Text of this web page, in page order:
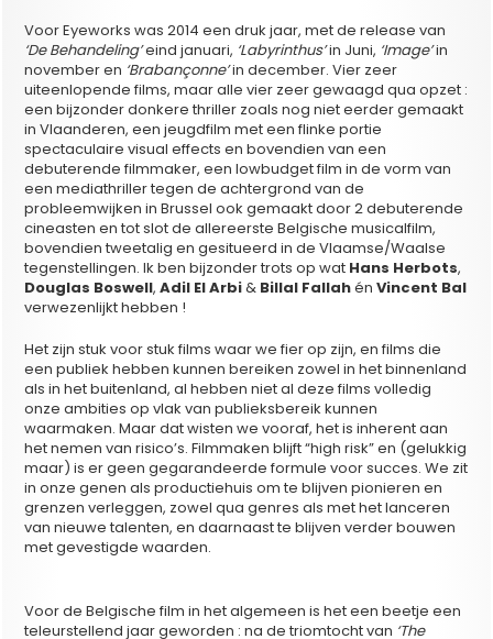
Voor Eyeworks was 2014 een druk jaar, met de release van
‘De Behandeling’eind januari, ‘Labyrinthus’in Juni, ‘Image’in
november en ‘Brabançonne’in december. Vier zeer
uiteenlopende films, maar alle vier zeer gewaagd qua opzet :
een bijzonder donkere thriller zoals nog niet eerder gemaakt
in Vlaanderen, een jeugdfilm met een flinke portie
spectaculaire visual effects en bovendien van een
debuterende filmmaker, een lowbudget film in de vorm van
een mediathriller tegen de achtergrond van de
probleemwijken in Brussel ook gemaakt door 2 debuterende
cineasten en tot slot de allereerste Belgische musicalfilm,
bovendien tweetalig en gesitueerd in de Vlaamse/Waalse
tegenstellingen. Ik ben bijzonder trots op wat Hans Herbots,
Douglas Boswell,Adil El Arbi& Billal FallahénVincent Bal
verwezenlijkt hebben !
Het zijn stuk voor stuk films waar we fier op zijn, en films die
een publiek hebben kunnen bereiken zowel in het binnenland
als in het buitenland, al hebben niet al deze films volledig
onze ambities op vlak van publieksbereik kunnen
waarmaken. Maar dat wisten we vooraf, het is inherent aan
het nemen van risico’s. Filmmaken blijft “high risk” en (gelukkig
maar) is er geen gegarandeerde formule voor succes. We zit
in onze genen als productiehuis om te blijven pionieren en
grenzen verleggen, zowel qua genres als met het lanceren
van nieuwe talenten, en daarnaast te blijven verder bouwen
met gevestigde waarden.
Voor de Belgische film in het algemeen is het een beetje een
teleurstellend jaar geworden : na de triomtocht van ‘The